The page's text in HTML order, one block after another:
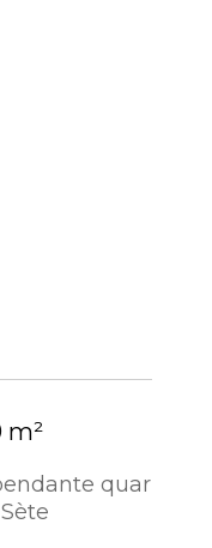
m²
quar